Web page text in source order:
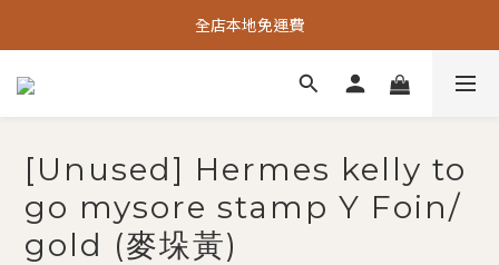
全店本地免運費
[Unused] Hermes kelly to
go mysore stamp Y Foin/
gold (麥垛黃)